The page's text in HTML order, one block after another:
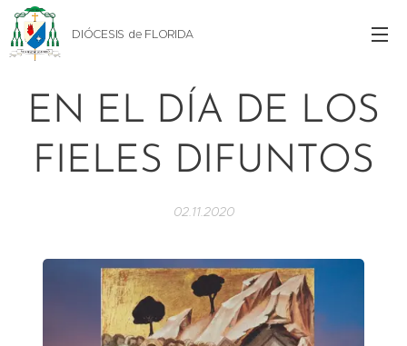
DIÓCESIS de FLORIDA
EN EL DÍA DE LOS
FIELES DIFUNTOS
02.11.2020